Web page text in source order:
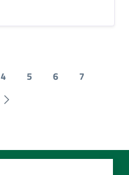
4 5 6
7
Pagina successiva